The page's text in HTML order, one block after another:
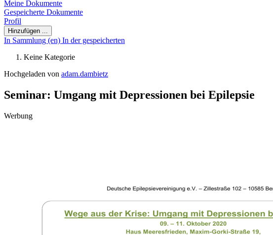
Meine Dokumente
Gespeicherte Dokumente
Profil
Hinzufügen ...
In Sammlung (en) In der gespeicherten
Keine Kategorie
Hochgeladen von adam.dambietz
Seminar: Umgang mit Depressionen bei Epilepsie
Werbung